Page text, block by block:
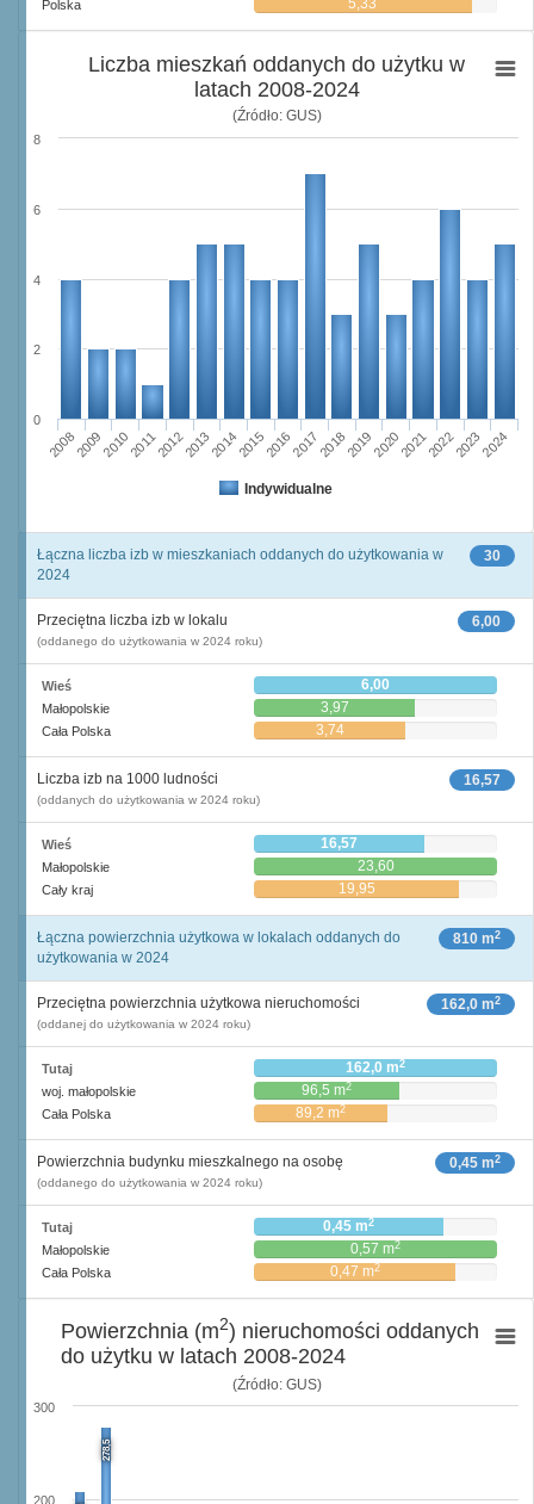
Polska 5,33
Liczba mieszkań oddanych do użytku w
latach 2008-2024
(Źródło: GUS)
Indywidualne
20082009201020112012201320142015201620172018201920202021202220232024
0
2
4
6
8
30
Łączna liczba izb w mieszkaniach oddanych do użytkowania w
2024
6,00
Przeciętna liczba izb w lokalu
(oddanego do użytkowania w 2024 roku)
Wieś 6,00
Małopolskie 3,97
Cała Polska 3,74
16,57
Liczba izb na 1000 ludności
(oddanych do użytkowania w 2024 roku)
Wieś 16,57
Małopolskie 23,60
Cały kraj 19,95
810 m2
Łączna powierzchnia użytkowa w lokalach oddanych do
użytkowania w 2024
162,0 m2
Przeciętna powierzchnia użytkowa nieruchomości
(oddanej do użytkowania w 2024 roku)
Tutaj 162,0 m2
woj. małopolskie 96,5 m2
Cała Polska 89,2 m2
0,45 m2
Powierzchnia budynku mieszkalnego na osobę
(oddanego do użytkowania w 2024 roku)
Tutaj 0,45 m2
Małopolskie 0,57 m2
Cała Polska 0,47 m2
(Źródło: GUS)
278,5
200
300
Powierzchnia (m2) nieruchomości oddanych
do użytku w latach 2008-2024